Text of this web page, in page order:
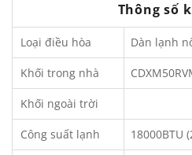
Thông số
Loại điều hòa Dàn lạnh
Khối trong nhà
Khối ngoài trời
Công suất lạnh 18000BTU